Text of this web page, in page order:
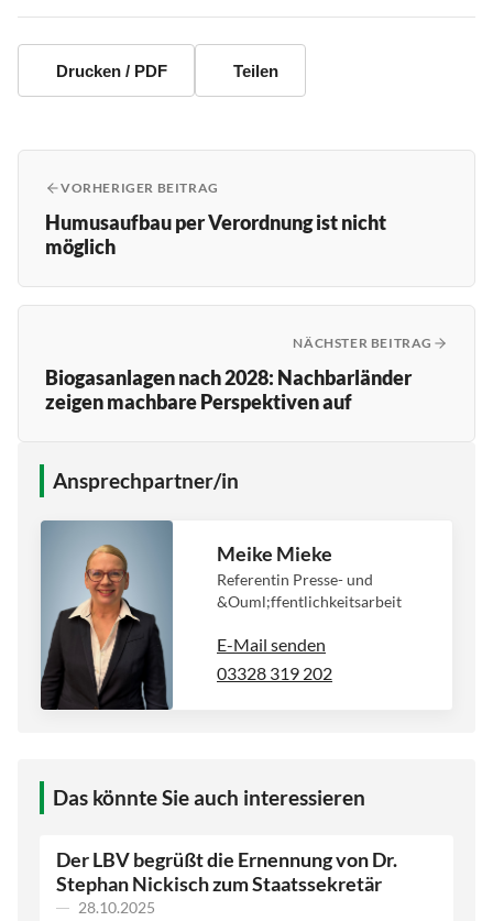
Drucken / PDF Teilen
VORHERIGER BEITRAG
Humusaufbau per Verordnung ist nicht
möglich
NÄCHSTER BEITRAG
Biogasanlagen nach 2028: Nachbarländer
zeigen machbare Perspektiven auf
Ansprechpartner/in
Meike Mieke
Referentin Presse- und
&Ouml;ffentlichkeitsarbeit
E-Mail senden
03328 319 202
Das könnte Sie auch interessieren
Der LBV begrüßt die Ernennung von Dr.
Stephan Nickisch zum Staatssekretär
28.10.2025